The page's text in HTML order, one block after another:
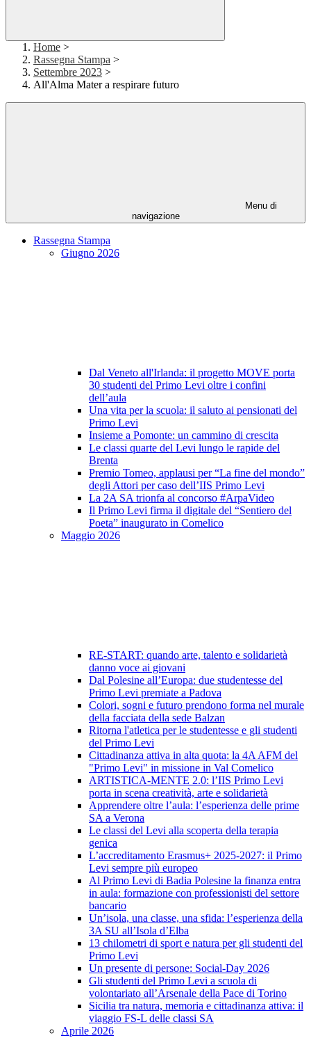
Home >
Rassegna Stampa >
Settembre 2023 >
All'Alma Mater a respirare futuro
Menu di
navigazione
Rassegna Stampa
Giugno 2026
Dal Veneto all'Irlanda: il progetto MOVE porta
30 studenti del Primo Levi oltre i confini
dell’aula
Una vita per la scuola: il saluto ai pensionati del
Primo Levi
Insieme a Pomonte: un cammino di crescita
Le classi quarte del Levi lungo le rapide del
Brenta
Premio Tomeo, applausi per “La fine del mondo”
degli Attori per caso dell’IIS Primo Levi
La 2A SA trionfa al concorso #ArpaVideo
Il Primo Levi firma il digitale del “Sentiero del
Poeta” inaugurato in Comelico
Maggio 2026
RE-START: quando arte, talento e solidarietà
danno voce ai giovani
Dal Polesine all’Europa: due studentesse del
Primo Levi premiate a Padova
Colori, sogni e futuro prendono forma nel murale
della facciata della sede Balzan
Ritorna l'atletica per le studentesse e gli studenti
del Primo Levi
Cittadinanza attiva in alta quota: la 4A AFM del
"Primo Levi" in missione in Val Comelico
ARTISTICA-MENTE 2.0: l’IIS Primo Levi
porta in scena creatività, arte e solidarietà
Apprendere oltre l’aula: l’esperienza delle prime
SA a Verona
Le classi del Levi alla scoperta della terapia
genica
L’accreditamento Erasmus+ 2025-2027: il Primo
Levi sempre più europeo
Al Primo Levi di Badia Polesine la finanza entra
in aula: formazione con professionisti del settore
bancario
Un’isola, una classe, una sfida: l’esperienza della
3A SU all’Isola d’Elba
13 chilometri di sport e natura per gli studenti del
Primo Levi
Un presente di persone: Social-Day 2026
Gli studenti del Primo Levi a scuola di
volontariato all’Arsenale della Pace di Torino
Sicilia tra natura, memoria e cittadinanza attiva: il
viaggio FS-L delle classi SA
Aprile 2026